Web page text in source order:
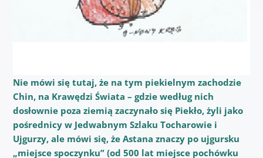
Nie mówi się tutaj, że na tym piekielnym zachodzie
Chin, na Krawędzi Świata – gdzie według nich
dosłownie poza ziemią zaczynało się Piekło, żyli jako
pośrednicy w Jedwabnym Szlaku Tocharowie i
Ujgurzy, ale mówi się, że Astana znaczy po ujgursku
„miejsce spoczynku” (od 500 lat miejsce pochówku